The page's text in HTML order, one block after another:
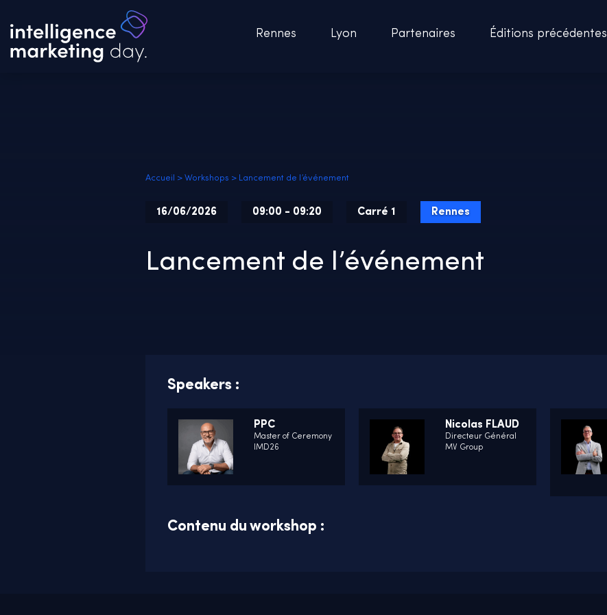
Rennes Lyon Partenaires Éditions précédentes
Accueil > Workshops > Lancement de l’événement
16/06/2026 09:00 - 09:20 Carré 1 Rennes
Lancement de l’événement
Speakers :
PPC
Master of Ceremony
IMD26
Nicolas FLAUD
Directeur Général
MV Group
Contenu du workshop :